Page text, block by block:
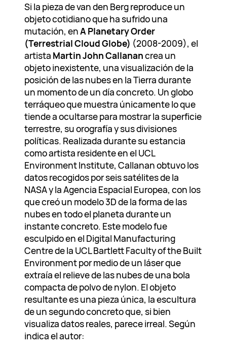
Si la pieza de van den Berg reproduce un
objeto cotidiano que ha sufrido una
mutación, enA Planetary Order
(Terrestrial Cloud Globe) (2008-2009), el
artista Martin John Callanancrea un
objeto inexistente, una visualización de la
posición de las nubes en la Tierra durante
un momento de un día concreto. Un globo
terráqueo que muestra únicamente lo que
tiende a ocultarse para mostrar la superficie
terrestre, su orografía y sus divisiones
políticas. Realizada durante su estancia
como artista residente en el UCL
Environment Institute, Callanan obtuvo los
datos recogidos por seis satélites de la
NASA y la Agencia Espacial Europea, con los
que creó un modelo 3D de la forma de las
nubes en todo el planeta durante un
instante concreto. Este modelo fue
esculpido en el Digital Manufacturing
Centre de la UCL Bartlett Faculty of the Built
Environment por medio de un láser que
extraía el relieve de las nubes de una bola
compacta de polvo de nylon. El objeto
resultante es una pieza única, la escultura
de un segundo concreto que, si bien
visualiza datos reales, parece irreal. Según
indica el autor: